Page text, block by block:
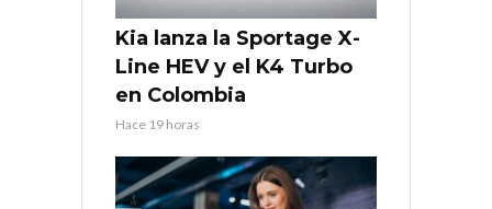
Kia lanza la Sportage X-
Line HEV y el K4 Turbo
en Colombia
Hace 19 horas